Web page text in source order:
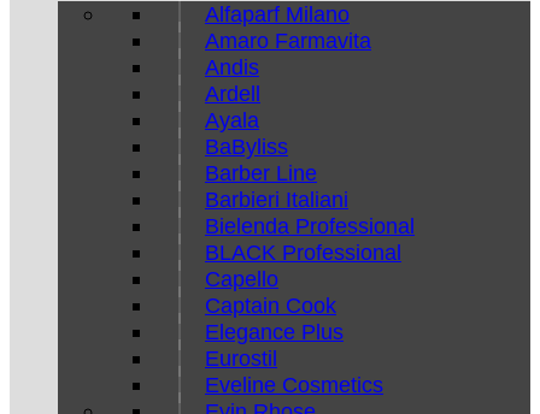
Alfaparf Milano
Amaro Farmavita
Andis
Ardell
Ayala
BaByliss
Barber Line
Barbieri Italiani
Bielenda Professional
BLACK Professional
Capello
Captain Cook
Elegance Plus
Eurostil
Eveline Cosmetics